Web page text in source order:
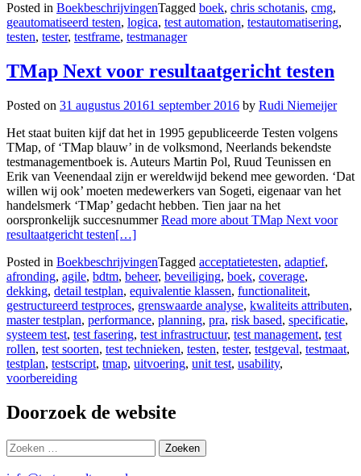
Posted in BoekbeschrijvingenTagged boek, chris schotanis, cmg,
geautomatiseerd testen, logica, test automation, testautomatisering,
testen, tester, testframe, testmanager
TMap Next voor resultaatgericht testen
Posted on 31 augustus 20161 september 2016 by Rudi Niemeijer
Het staat buiten kijf dat het in 1995 ge­pu­bli­ceer­de Testen volgens
TMap, of ‘TMap blauw’ in de volksmond, Neerlands bekendste
test­mana­gement­boek is. Auteurs Martin Pol, Ruud Teu­nissen en
Erik van Veenen­daal zijn er wereld­wijd bekend mee geworden. ‘Dat
willen wij ook’ moeten mede­werkers van Sogeti, eigenaar van het
handelsmerk ‘TMap’ gedacht hebben. Tien jaar na het
oorspronkelijk succesnummerRead more about TMap Next voor
resultaatgericht testen[…]
Posted in BoekbeschrijvingenTagged acceptatietesten, adaptief,
afronding, agile, bdtm, beheer, beveiliging, boek, coverage,
dekking, detail testplan, equivalentie klassen, functionaliteit,
gestructureerd testproces, grenswaarde analyse, kwaliteits attributen,
master testplan, performance, planning, pra, risk based, specificatie,
systeem test, test fasering, test infrastructuur, test management, test
rollen, test soorten, test technieken, testen, tester, testgeval, testmaat,
testplan, testscript, tmap, uitvoering, unit test, usability,
voorbereiding
Doorzoek de website
Zoeken
naar: